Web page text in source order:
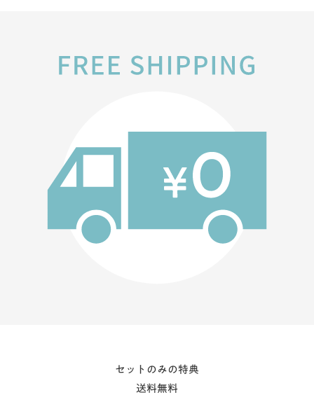
セットのみの特典
送料無料